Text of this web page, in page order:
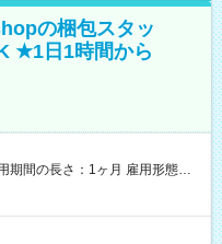
の梱包スタッ
★1日1時間から
期間の長さ：1ヶ月 雇用形態、